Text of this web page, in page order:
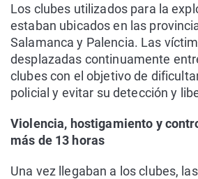
Los clubes utilizados para la
estaban ubicados en las
Salamanca y Palencia. Las
desplazadas continuamente
clubes con el objetivo de
policial y evitar su detección y
Violencia, hostigamiento y
más de 13 horas
Una vez llegaban a los clubes,